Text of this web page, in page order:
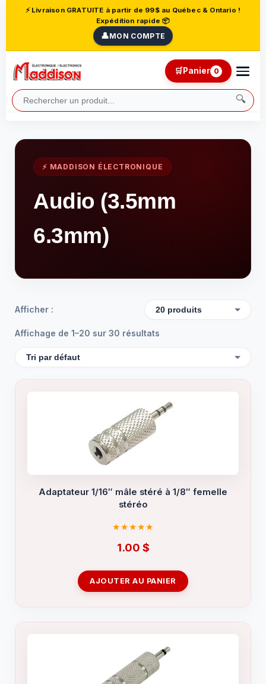
⚡ Livraison GRATUITE à partir de 99$ au Québec & Ontario !
Expédition rapide 📦
👤MON COMPTE
🔍
🛒Panier 0
⚡ MADDISON ÉLECTRONIQUE
Audio (3.5mm
6.3mm)
Afficher :
Affichage de 1–20 sur 30 résultats
Adaptateur 1/16″ mâle stéré à 1/8″ femelle
stéréo
1.00 $
AJOUTER AU PANIER